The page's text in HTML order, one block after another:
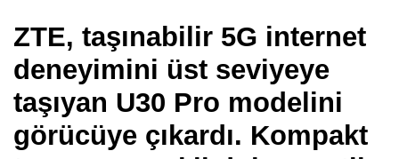
ZTE, taşınabilir 5G internet
deneyimini üst seviyeye
taşıyan U30 Pro modelini
görücüye çıkardı. Kompakt